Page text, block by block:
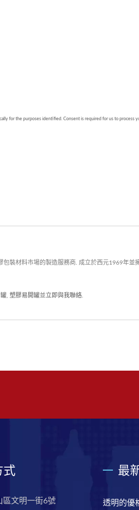
裝材料市場的製造服務商. 成立於西元1969年
塑膠易開罐並立即與我聯絡
式
區文明一街6號
最
透明的優